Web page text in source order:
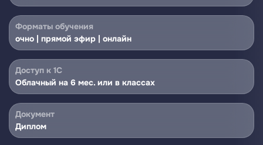
Продолжительность
292 акад. часа
Форматы обучения
очно | прямой эфир | онлайн
Доступ к 1С
Облачный на 6 мес. или в классах